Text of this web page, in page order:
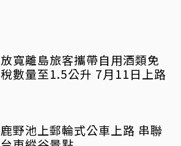
放寬離島旅客攜帶自用酒類免
稅數量至1.5公升 7月11日上路
鹿野池上郵輪式公車上路 串聯